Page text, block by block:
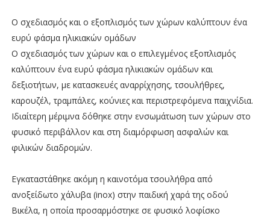
Ο σχεδιασμός και ο εξοπλισμός των χώρων καλύπτουν ένα
ευρύ φάσμα ηλικιακών ομάδων
Ο σχεδιασμός των χώρων και ο επιλεγμένος εξοπλισμός
καλύπτουν ένα ευρύ φάσμα ηλικιακών ομάδων και
δεξιοτήτων, με κατασκευές αναρρίχησης, τσουλήθρες,
καρουζέλ, τραμπάλες, κούνιες και περιστρεφόμενα παιχνίδια.
Ιδιαίτερη μέριμνα δόθηκε στην ενσωμάτωση των χώρων στο
φυσικό περιβάλλον και στη διαμόρφωση ασφαλών και
φιλικών διαδρομών.
Εγκαταστάθηκε ακόμη η καινοτόμα τσουλήθρα από
ανοξείδωτο χάλυβα (inox) στην παιδική χαρά της οδού
Βικέλα, η οποία προσαρμόστηκε σε φυσικό λοφίσκο